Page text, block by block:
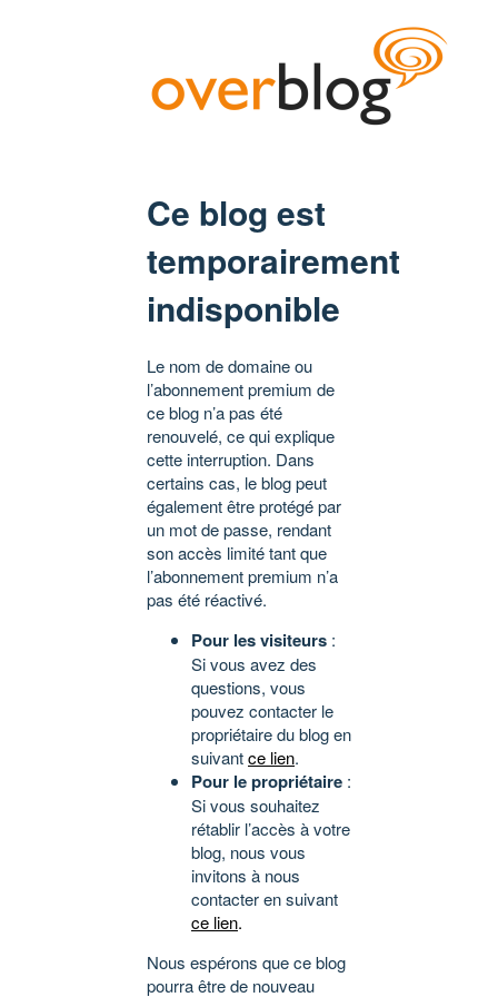
Ce blog est
temporairement
indisponible
Le nom de domaine ou
l’abonnement premium de
ce blog n’a pas été
renouvelé, ce qui explique
cette interruption. Dans
certains cas, le blog peut
également être protégé par
un mot de passe, rendant
son accès limité tant que
l’abonnement premium n’a
pas été réactivé.
Pour les visiteurs :
Si vous avez des
questions, vous
pouvez contacter le
propriétaire du blog en
suivantce lien.
Pour le propriétaire :
Si vous souhaitez
rétablir l’accès à votre
blog, nous vous
invitons à nous
contacter en suivant
ce lien.
Nous espérons que ce blog
pourra être de nouveau